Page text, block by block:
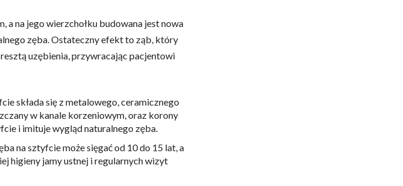
na jego wierzchołku budowana jest nowa
zęba. Ostateczny efekt to ząb, który
uzębienia, przywracając pacjentowi
składa się z metalowego, ceramicznego
w kanale korzeniowym, oraz korony
i imituje wygląd naturalnego zęba.
na sztyfcie może sięgać od 10 do 15 lat, a
higieny jamy ustnej i regularnych wizyt